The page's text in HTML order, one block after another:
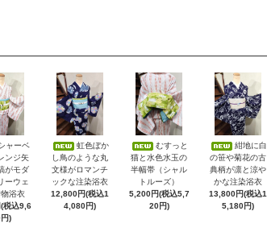
ャーベ
ンジ矢
がモダ
ーウェ
浴衣
税込9,6
)
虹色ぼか
し鳥のような丸
文様がロマンチ
ックな注染浴衣
12,800円(税込1
4,080円)
むすっと
猫と水色水玉の
半幅帯（シャル
トルーズ）
5,200円(税込5,7
20円)
紺地に白
の笹や菊花の古
典柄が凛と涼や
かな注染浴衣
13,800円(税込1
5,180円)